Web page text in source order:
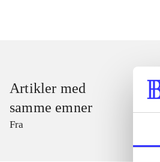
Artikler med
samme emner
Fra